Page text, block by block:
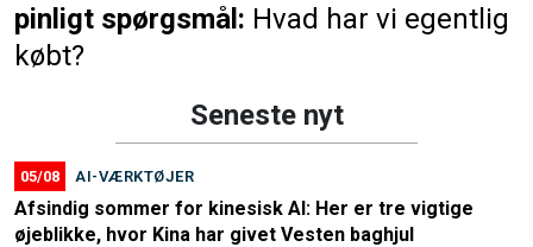
pinligt spørgsmål: Hvad har vi egentlig
købt?
Seneste nyt
05/08 AI-VÆRKTØJER
Afsindig sommer for kinesisk AI: Her er tre vigtige
øjeblikke, hvor Kina har givet Vesten baghjul